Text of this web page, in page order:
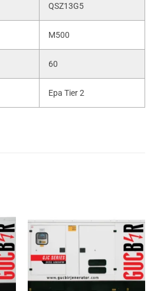
QSZ13G5
M500
60
Epa Tier 2